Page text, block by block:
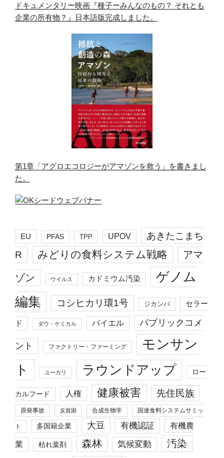
ドキュメンタリー映画『種子ーみんなのもの？ それとも
企業の所有物？』日本語版完成しました。
第1章「アグロエコロジーがアマゾンを救う」を書きまし
た。
EU PFAS TPP UPOV
あきたこまち
R
みどりの食料システム戦略 アマ
ゾン ウイルス カドミウム汚染
ゲノム
編集
コシヒカリ環1号 ジカンバ セラー
ド ダウ・ケミカル バイエル パブリックコメ
ント ファクトリー・ファーミング
モンサン
ト
ユーカリ ラウンドアップ ロー
カルフード 人権 健康被害 先住民族
原発事故 反貧困 合成生物学 国連食料システムサミッ
ト 多国籍企業 大豆 有機認証 有機農
業 枯れ葉剤 森林 気候変動 汚染